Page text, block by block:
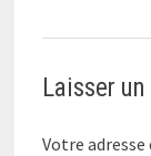
Laisser
Votre